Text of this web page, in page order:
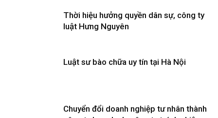
Thời hiệu hưởng quyền dân sự, công ty
luật Hưng Nguyên
Luật sư bào chữa uy tín tại Hà Nội
Chuyển đổi doanh nghiệp tư nhân thành